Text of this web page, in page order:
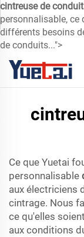
cintreuse de
personnalisable, ce
différents besoins
de conduits...">
Ce que Yuetai
personnalisable
aux électriciens
cintrage. Nous
ce qu'elles
aux conditions